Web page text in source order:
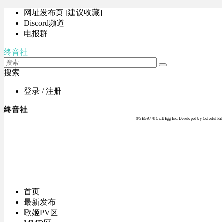
网址发布页 [建议收藏]
Discord频道
电报群
终音社
搜索
登录 / 注册
终音社
© SEGA / © Craft Egg Inc. Developed by Colorful
首页
最新发布
歌姬PV区